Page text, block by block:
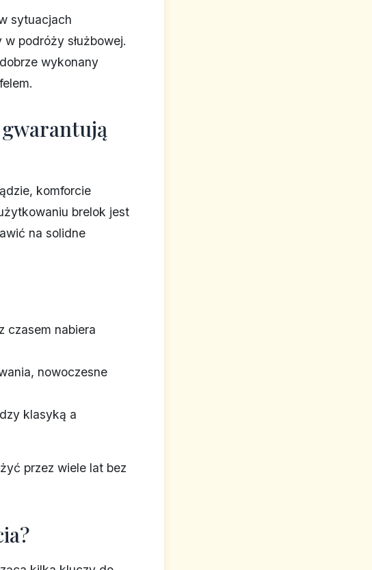
sytuacjach
podróży służbowej.
wykonany
komforcie
brelok jest
na solidne
czasem nabiera
nowoczesne
klasyką a
przez wiele lat bez